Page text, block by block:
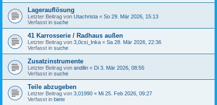
Lagerauflösung
Letzter Beitrag von Utachrista « So 29. Mär 2026, 15:13
Verfasst in suche
41 Karrosserie / Radhaus außen
Letzter Beitrag von 3,0csi_Inka « Sa 28. Mär 2026, 22:36
Verfasst in suche
Zusatzinstrumente
Letzter Beitrag von andilin « Di 3. Mär 2026, 08:55
Verfasst in suche
Teile abzugeben
Letzter Beitrag von 3,01990 « Mi 25. Feb 2026, 09:27
Verfasst in biete